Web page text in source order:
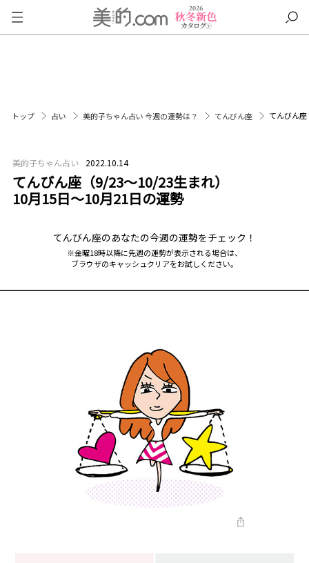
トップ 占い 美的子ちゃん占い 今週の運勢は？ てんびん座 てんびん
美的子ちゃん占い 2022.10.14
てんびん座（9/23～10/23生まれ）
10月15日～10月21日の運勢
てんびん座のあなたの今週の運勢をチェック！
※金曜18時以降に先週の運勢が表示される場合は、
ブラウザのキャッシュクリアをお試しください。